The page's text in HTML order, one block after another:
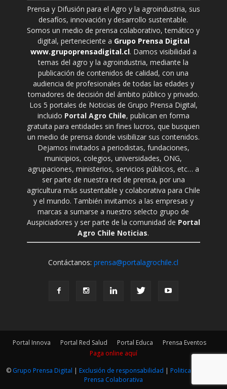
Prensa y Difusión para el Agro y la agroindustria, sus
desafíos, innovación y desarrollo sustentable.
Somos un medio de prensa colaborativo, temático y
digital, perteneciente a Grupo Prensa Digital
www.grupoprensadigital.cl. Damos visibilidad a
temas del agro y la agroindustria, mediante la
publicación de contenidos de calidad, con una
audiencia de profesionales de todas las edades y
tomadores de decisión del ámbito público y privado.
Los 5 portales de Noticias de Grupo Prensa Digital,
incluido Portal Agro Chile, publican en forma
gratuita para entidades sin fines lucros, que busquen
un medio de prensa donde visibilizar sus contenidos.
Dejamos invitados a periodistas, fundaciones,
municipios, colegios, universidades, ONG,
agrupaciones, ministerios, servicios públicos, etc… a
ser parte de nuestra red de prensa, por una
agricultura más sustentable y colaborativa para Chile
y el mundo. También invitamos a las empresas y
marcas a sumarse a nuestro selecto grupo de
Auspiciadores y ser parte de la comunidad de Portal
Agro Chile Noticias.
Contáctanos:prensa@portalagrochile.cl
Portal Innova Portal Red Salud Portal Educa
Prensa Eventos
Paga online aquí
© Grupo Prensa Digital | Exclusión de responsabilidad | Politica Editorial
Prensa Colaborativa